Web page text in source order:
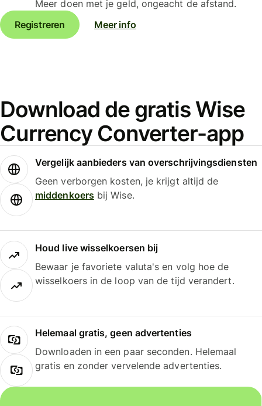
Meer doen met je geld, ongeacht de afstand.
Registreren
Meer info
Download de gratis Wise
Currency Converter-app
Vergelijk aanbieders van overschrijvingsdiensten
Geen verborgen kosten, je krijgt altijd de
middenkoersbij Wise.
Houd live wisselkoersen bij
Bewaar je favoriete valuta's en volg hoe de
wisselkoers in de loop van de tijd verandert.
Helemaal gratis, geen advertenties
Downloaden in een paar seconden. Helemaal
gratis en zonder vervelende advertenties.